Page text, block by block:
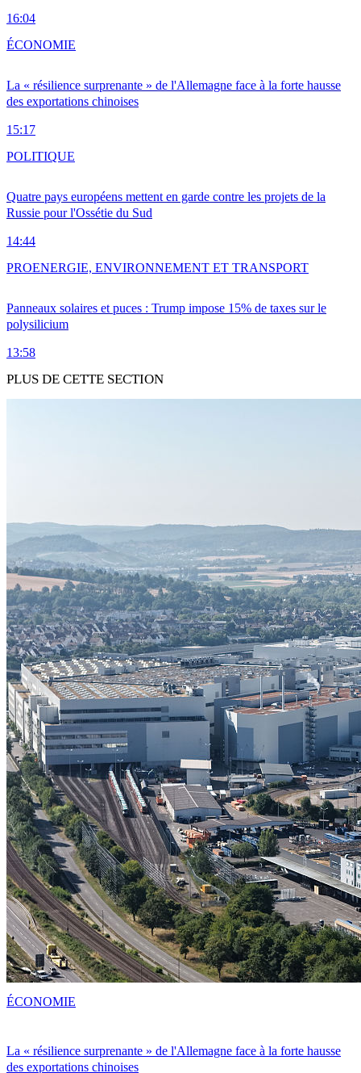
16:04
La « résilience surprenante » de l'Allemagne face à la forte hausse
des exportations chinoises
15:17
ÉCONOMIE
Quatre pays européens mettent en garde contre les projets de la
Russie pour l'Ossétie du Sud
14:44
POLITIQUE
Panneaux solaires et puces : Trump impose 15% de taxes sur le
polysilicium
13:58
PROENERGIE, ENVIRONNEMENT ET TRANSPORT
PLUS DE CETTE SECTION
La « résilience surprenante » de l'Allemagne face à la forte hausse
des exportations chinoises
ÉCONOMIE